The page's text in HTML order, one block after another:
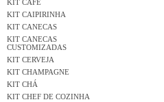
KIT CAFÉ
KIT CAIPIRINHA
KIT CANECAS
KIT CANECAS
CUSTOMIZADAS
KIT CERVEJA
KIT CHAMPAGNE
KIT CHÁ
KIT CHEF DE COZINHA